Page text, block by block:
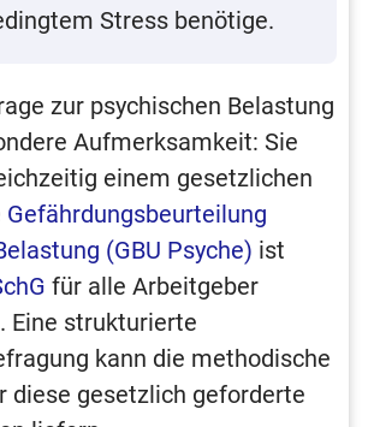
Stress benötige.
zur psychischen Belastung
Aufmerksamkeit: Sie
einem gesetzlichen
Gefährdungsbeurteilung
(GBU Psyche) ist
für alle Arbeitgeber
Eine strukturierte
kann die methodische
diese gesetzlich geforderte